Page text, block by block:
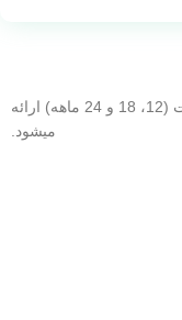
محصولات با گارانتی‌های معتبر شرکتی و مدت (12، 18 و 24 ماهه) ارائه
میشود.